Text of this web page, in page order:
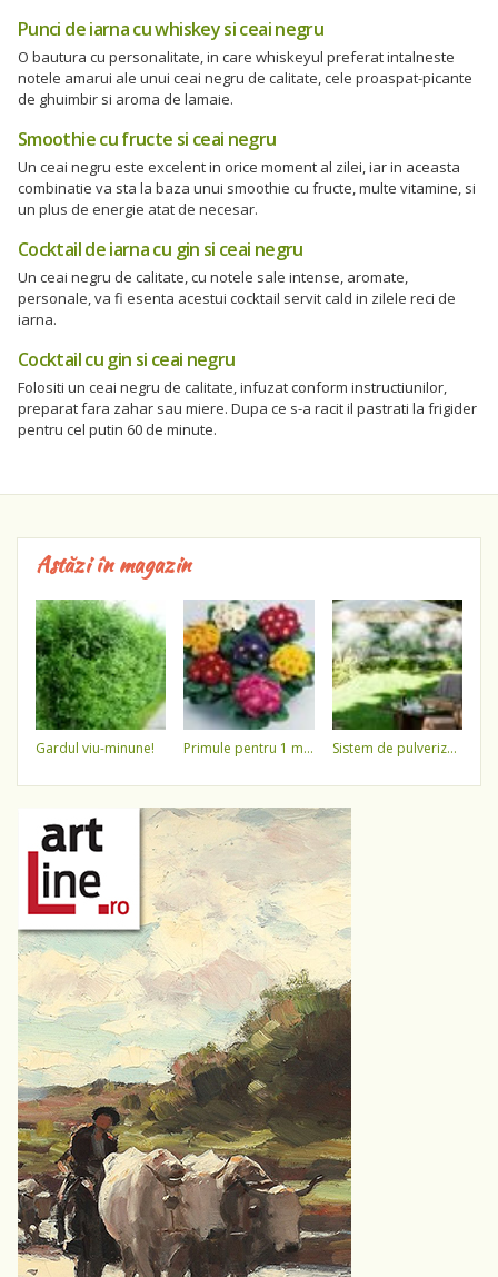
Punci de iarna cu whiskey si ceai negru
O bautura cu personalitate, in care whiskeyul preferat intalneste
notele amarui ale unui ceai negru de calitate, cele proaspat-picante
de ghuimbir si aroma de lamaie.
Smoothie cu fructe si ceai negru
Un ceai negru este excelent in orice moment al zilei, iar in aceasta
combinatie va sta la baza unui smoothie cu fructe, multe vitamine, si
un plus de energie atat de necesar.
Cocktail de iarna cu gin si ceai negru
Un ceai negru de calitate, cu notele sale intense, aromate,
personale, va fi esenta acestui cocktail servit cald in zilele reci de
iarna.
Cocktail cu gin si ceai negru
Folositi un ceai negru de calitate, infuzat conform instructiunilor,
preparat fara zahar sau miere. Dupa ce s-a racit il pastrati la frigider
pentru cel putin 60 de minute.
Astăzi în magazin
gardul viu-minune! primule pentru 1 martie 3,5 lei / ghiveci !!!! sistem de pulverizare a apei